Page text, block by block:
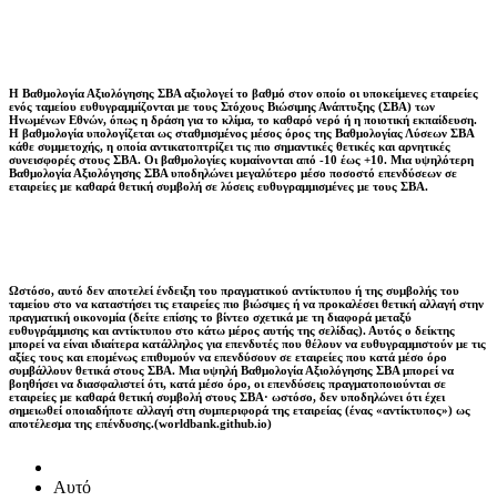
Η Βαθμολογία Αξιολόγησης ΣΒΑ αξιολογεί το βαθμό στον οποίο οι υποκείμενες εταιρείες
ενός ταμείου ευθυγραμμίζονται με τους Στόχους Βιώσιμης Ανάπτυξης (ΣΒΑ) των
Ηνωμένων Εθνών, όπως η δράση για το κλίμα, το καθαρό νερό ή η ποιοτική εκπαίδευση.
Η βαθμολογία υπολογίζεται ως σταθμισμένος μέσος όρος της Βαθμολογίας Λύσεων ΣΒΑ
κάθε συμμετοχής, η οποία αντικατοπτρίζει τις πιο σημαντικές θετικές και αρνητικές
συνεισφορές στους ΣΒΑ. Οι βαθμολογίες κυμαίνονται από -10 έως +10. Μια υψηλότερη
Βαθμολογία Αξιολόγησης ΣΒΑ υποδηλώνει μεγαλύτερο μέσο ποσοστό επενδύσεων σε
εταιρείες με καθαρά θετική συμβολή σε λύσεις ευθυγραμμισμένες με τους ΣΒΑ.
Ωστόσο, αυτό δεν αποτελεί ένδειξη του πραγματικού αντίκτυπου ή της συμβολής του
ταμείου στο να καταστήσει τις εταιρείες πιο βιώσιμες ή να προκαλέσει θετική αλλαγή στην
πραγματική οικονομία (δείτε επίσης το βίντεο σχετικά με τη διαφορά μεταξύ
ευθυγράμμισης και αντίκτυπου στο κάτω μέρος αυτής της σελίδας). Αυτός ο δείκτης
μπορεί να είναι ιδιαίτερα κατάλληλος για επενδυτές που θέλουν να ευθυγραμμιστούν με τις
αξίες τους και επομένως επιθυμούν να επενδύσουν σε εταιρείες που κατά μέσο όρο
συμβάλλουν θετικά στους ΣΒΑ. Μια υψηλή Βαθμολογία Αξιολόγησης ΣΒΑ μπορεί να
βοηθήσει να διασφαλιστεί ότι, κατά μέσο όρο, οι επενδύσεις πραγματοποιούνται σε
εταιρείες με καθαρά θετική συμβολή στους ΣΒΑ· ωστόσο, δεν υποδηλώνει ότι έχει
σημειωθεί οποιαδήποτε αλλαγή στη συμπεριφορά της εταιρείας (ένας «αντίκτυπος») ως
αποτέλεσμα της επένδυσης.(worldbank.github.io)
Αυτό